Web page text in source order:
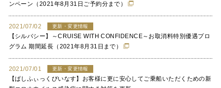
ンペーン（2021年8月31日ご予約分まで）
2021/07/02 更新・変更情報
【シルバシー】～CRUISE WITH CONFIDENCE～お取消料特別優遇プロ
グラム 期間延長（2021年8月31日まで）
2021/07/01 更新・変更情報
【ぱしふぃっくびいなす】お客様に更に安心してご乗船いただくための新